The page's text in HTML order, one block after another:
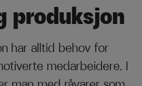
produksjon
har alltid behov for
medarbeidere. I